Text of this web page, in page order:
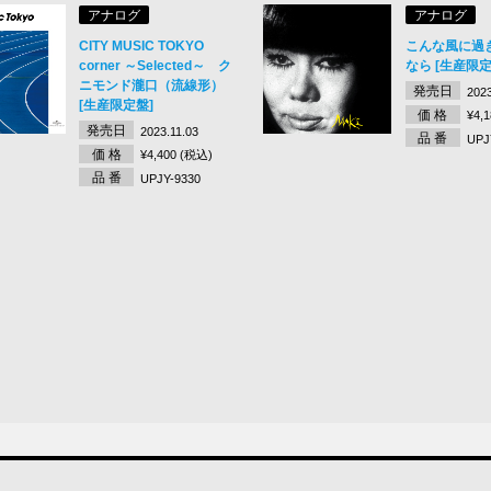
アナログ
CITY MUSIC TOKYO
corner ～Selected～ ク
ニモンド瀧口（流線形）
[生産限定盤]
発売日
2023.11.03
価 格 ¥4,400 (税込)
品 番 UPJY-9330
アナログ
こんな風に過
なら [生産限
発売日
価 格
品 番